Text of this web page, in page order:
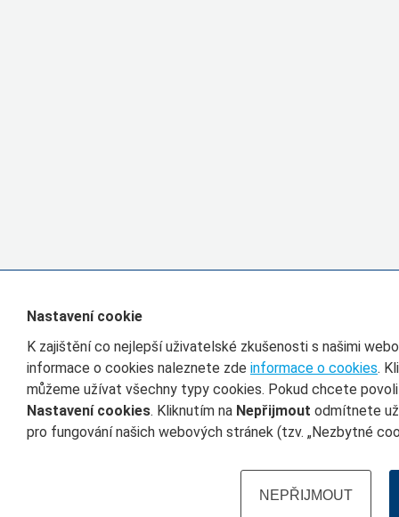
Nastavení cookie
K zajištění co nejlepší uživatelské zkušenosti s našimi
informace o cookies naleznete zde informace o cookies.
můžeme užívat všechny typy cookies. Pokud chcete
Nastavení cookies. Kliknutím na Nepřijmout odmítnete
pro fungování našich webových stránek (tzv. „Nezbytné
NEPŘIJMOUT